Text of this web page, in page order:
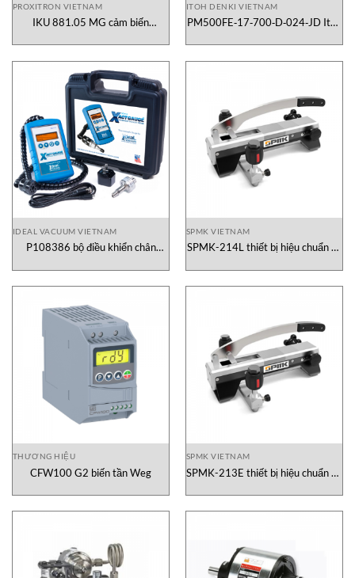
PROXITRON VIETNAM
IKU 881.05 MG cảm biến
ITOH DENKI VIETNAM
PM500FE‐17‐700‐D‐024‐JD Itoh
IDEAL VACUUM VIETNAM
P108386 bộ điều khiển chân
SPMK VIETNAM
SPMK-214L thiết bị hiệu chuẩn áp
THƯƠNG HIỆU
CFW100 G2 biến tần Weg
SPMK VIETNAM
SPMK-213E thiết bị hiệu chuẩn áp